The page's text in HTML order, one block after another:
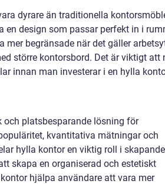
dyrare än traditionella
en design som passar perfekt in i
mer begränsade när det gäller
större kontorsbord. Det är viktigt att
innan man investerar i en hylla
och platsbesparande lösning för
kvantitativa mätningar och
hylla kontor en viktig roll i
skapa en organiserad och estetiskt
hjälpa användare att vara mer